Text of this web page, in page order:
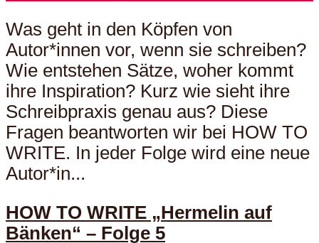
Was geht in den Köpfen von
Autor*innen vor, wenn sie schreiben?
Wie entstehen Sätze, woher kommt
ihre Inspiration? Kurz wie sieht ihre
Schreibpraxis genau aus? Diese
Fragen beantworten wir bei HOW TO
WRITE. In jeder Folge wird eine neue
Autor*in...
HOW TO WRITE „Hermelin auf
Bänken“ – Folge 5